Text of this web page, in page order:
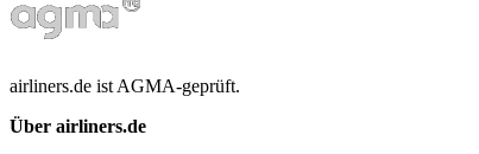
airliners.de ist AGMA-geprüft.
Über airliners.de